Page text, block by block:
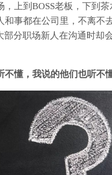
，上到BOSS老板，下到
和事都在公司里，不离不
部分职场新人在沟通时却
不懂，我说的他们也听不懂